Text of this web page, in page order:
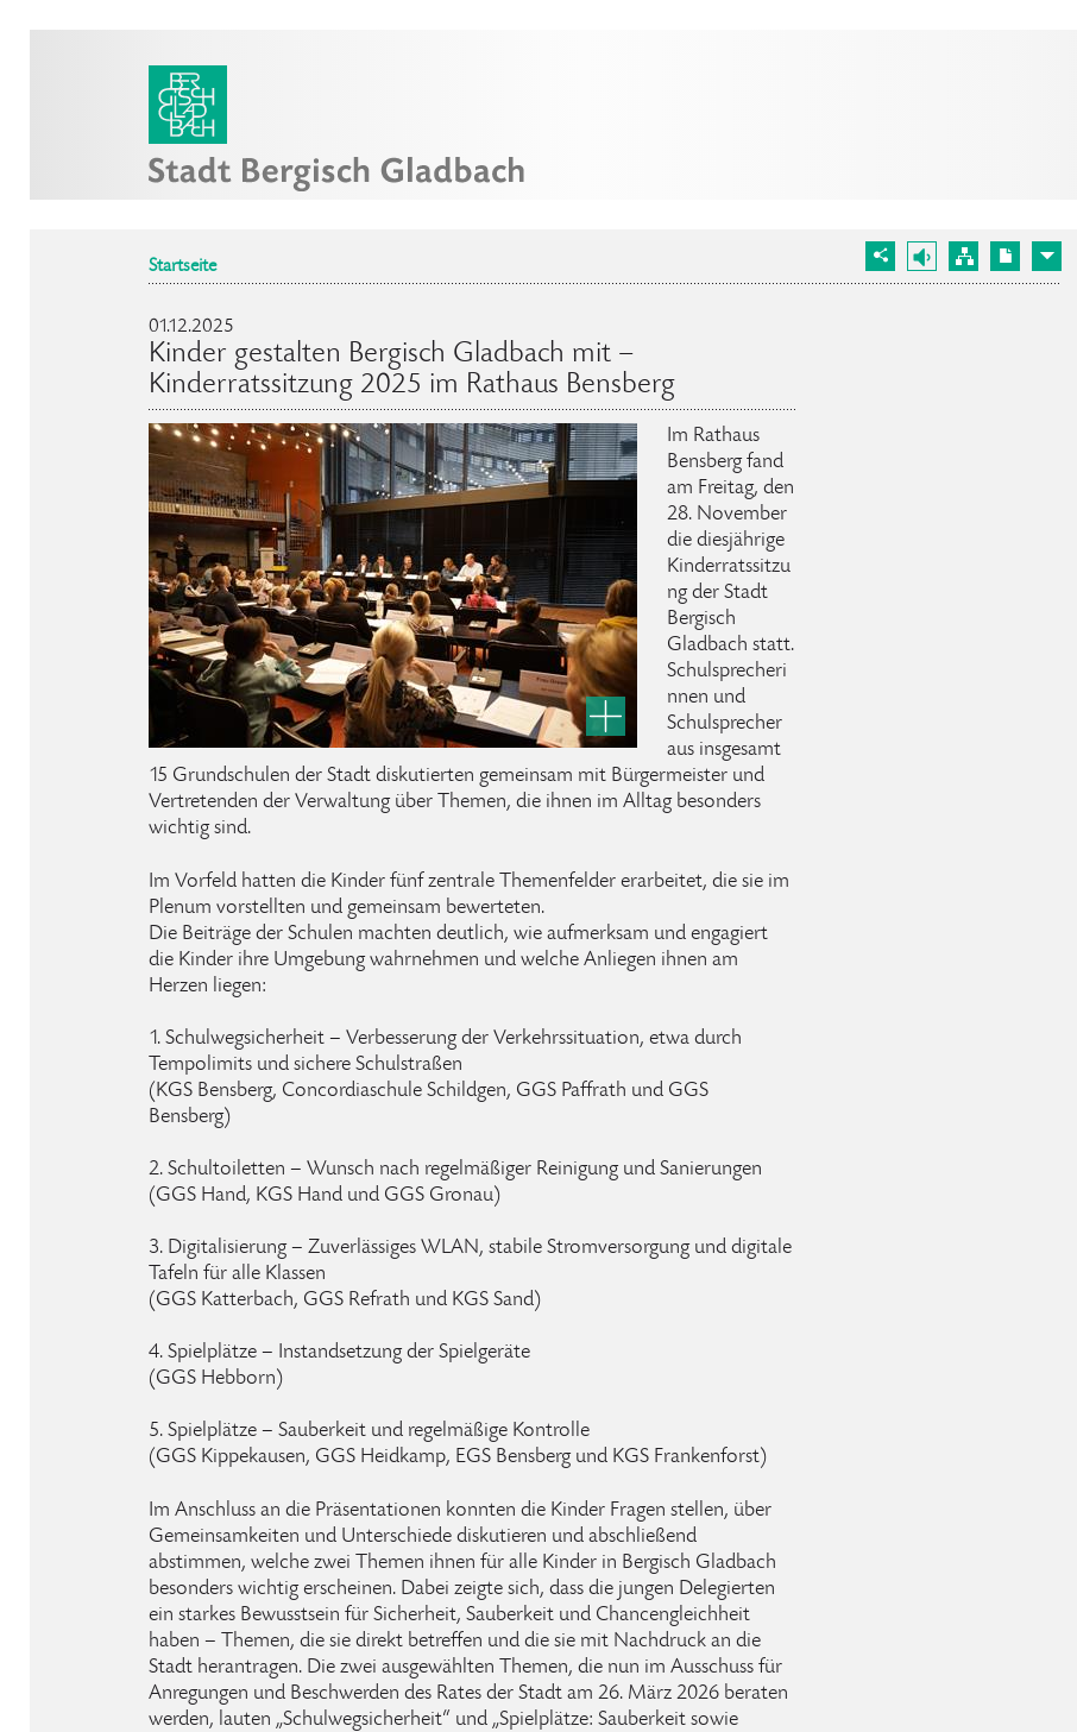
Startseite
01.12.2025
Kinder gestalten Bergisch Gladbach mit –
Kinderratssitzung 2025 im Rathaus Bensberg
Im Rathaus
Bensberg fand
am Freitag, den
28. November
die diesjährige
Kinderratssitzu
ng der Stadt
Bergisch
Gladbach statt.
Schulsprecheri
nnen und
Schulsprecher
aus insgesamt
15 Grundschulen der Stadt diskutierten gemeinsam mit Bürgermeister und
Vertretenden der Verwaltung über Themen, die ihnen im Alltag besonders
wichtig sind.
Im Vorfeld hatten die Kinder fünf zentrale Themenfelder erarbeitet, die sie im
Plenum vorstellten und gemeinsam bewerteten.
Die Beiträge der Schulen machten deutlich, wie aufmerksam und engagiert
die Kinder ihre Umgebung wahrnehmen und welche Anliegen ihnen am
Herzen liegen:
1. Schulwegsicherheit – Verbesserung der Verkehrssituation, etwa durch
Tempolimits und sichere Schulstraßen
(KGS Bensberg, Concordiaschule Schildgen, GGS Paffrath und GGS
Bensberg)
2. Schultoiletten – Wunsch nach regelmäßiger Reinigung und Sanierungen
(GGS Hand, KGS Hand und GGS Gronau)
3. Digitalisierung – Zuverlässiges WLAN, stabile Stromversorgung und digitale
Tafeln für alle Klassen
(GGS Katterbach, GGS Refrath und KGS Sand)
4. Spielplätze – Instandsetzung der Spielgeräte
(GGS Hebborn)
5. Spielplätze – Sauberkeit und regelmäßige Kontrolle
(GGS Kippekausen, GGS Heidkamp, EGS Bensberg und KGS Frankenforst)
Im Anschluss an die Präsentationen konnten die Kinder Fragen stellen, über
Gemeinsamkeiten und Unterschiede diskutieren und abschließend
abstimmen, welche zwei Themen ihnen für alle Kinder in Bergisch Gladbach
besonders wichtig erscheinen. Dabei zeigte sich, dass die jungen Delegierten
ein starkes Bewusstsein für Sicherheit, Sauberkeit und Chancengleichheit
haben – Themen, die sie direkt betreffen und die sie mit Nachdruck an die
Stadt herantragen. Die zwei ausgewählten Themen, die nun im Ausschuss für
Anregungen und Beschwerden des Rates der Stadt am 26. März 2026 beraten
werden, lauten „Schulwegsicherheit“ und „Spielplätze: Sauberkeit sowie